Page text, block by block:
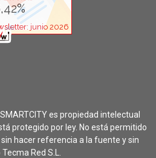
es propiedad intelectual
protegido por ley. No está permitido
hacer referencia a la fuente y sin
Red S.L.